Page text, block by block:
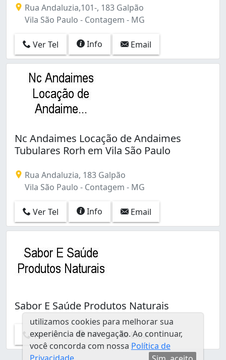
Rua Andaluzia,101-, 183 Galpão
Vila São Paulo - Contagem - MG
Ver Tel Info Email
Nc Andaimes Locação de Andaimes
Tubulares Rorh em Vila São Paulo
Rua Andaluzia, 183 Galpão
Vila São Paulo - Contagem - MG
Ver Tel Info Email
Sabor E Saúde Produtos Naturais
Ver Tel Info Email
utilizamos cookies para melhorar sua
experiência de navegação. Ao continuar,
você concorda com nossa Política de